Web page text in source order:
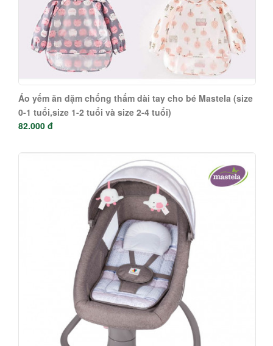
Áo yếm ăn dặm chống thấm dài tay cho bé Mastela (size
0-1 tuổi,size 1-2 tuổi và size 2-4 tuổi)
82.000 đ